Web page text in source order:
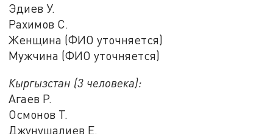
Эдиев У.
Рахимов С.
Женщина (ФИО уточняется)
Мужчина (ФИО уточняется)
Кыргызстан (3 человека):
Агаев Р.
Осмонов Т.
Джунушалиев Е.